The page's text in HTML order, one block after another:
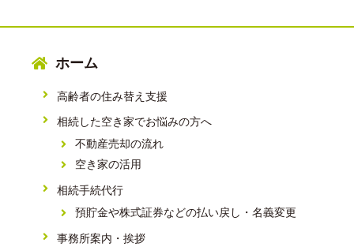
ホーム
高齢者の住み替え支援
相続した空き家でお悩みの方へ
不動産売却の流れ
空き家の活用
相続手続代行
預貯金や株式証券などの払い戻し・名義変更
事務所案内・挨拶